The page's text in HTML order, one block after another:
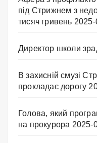
під Стрижнем з
тисяч гривень
Директор школи
В захисній смузі
прокладає дорогу
Голова, який
на прокурора 2025-